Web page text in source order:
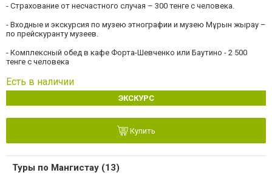
- Страхование от несчастного случая – 300 тенге с человека.
- Входные и экскурсия по музею этнографии и музею Мұрын жырау –
по прейскуранту музеев.
- Комплексный обед в кафе Форта-Шевченко или Баутино - 2 500
тенге с человека
Есть в наличии
ЭКСКУРС
Купить
Туры по Мангистау (13)